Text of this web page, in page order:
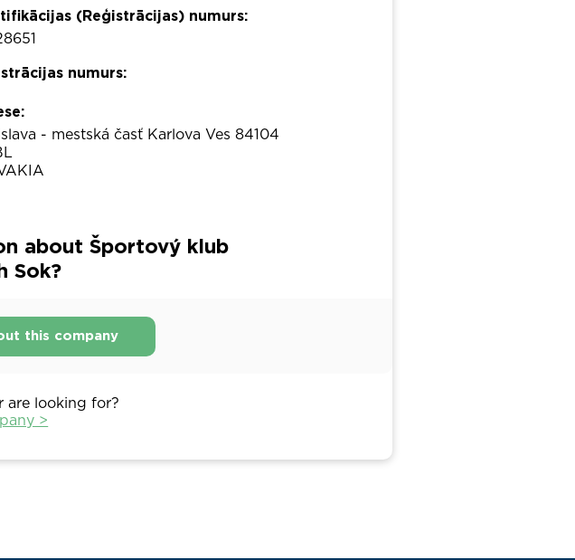
(Reģistrācijas) numurs:
numurs:
- mestská časť Karlova Ves 84104
about Športový klub
Sok?
this company
are looking for?
>